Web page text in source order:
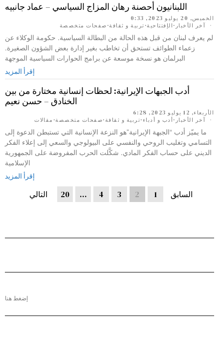
اللبنانيون أحصنة رهان المزاج السياسي – عماد جانبيه
الخميس, 20 يوليو 2023, 0:33
آخر الأخبار · الإفتتاحية· تربية و ثقافة· صفحات متخصصة
لم يعرف لبنان من قبل هذه الحالة من البطالة السياسية. حكومة الوكلاء عن
زعماء الطوائف تستحق أن تخاطب بغير إدارة بعض الشؤون الصغيرة.
البرلمان هو نسخة موسعة عن برامج الحوارات السياسية الموجهة
إقرأ المزيد
أدب الجبهات الإيرانية: لحظات إنسانية مختارة من بين
الخنادق – حسن نعيم
الأربعاء, 12 يوليو 2023, 6:28
آخر الأخبار ·أدب و أدباء ·تربية و ثقافة·صفحات متخصصة· مقالات
ما يميّز أدب “الجبهة الإيرانية”هو النزعة الإنسانية التي تستبطن الدعوة إلى
التسامي وتغليب الروحي والنفسي على البيولوجي والسعي إلى إعلاء الفكر
الديني على حساب الفكر المادي. شكَّلت الحرب المفروضة على الجمهورية
الإسلامية
إقرأ المزيد
السابق 1
2
3
4
…
20 التالي
إضغط هنا